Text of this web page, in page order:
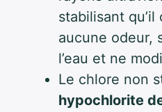
stabilisant qu’il
aucune odeur,
l’eau et ne
Le chlore non
hypochlorite